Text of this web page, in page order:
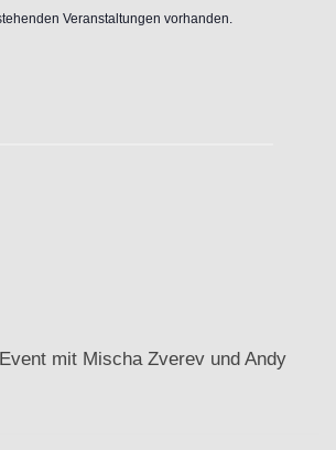
Veranstaltungen vorhanden.
mit Mischa Zverev und Andy